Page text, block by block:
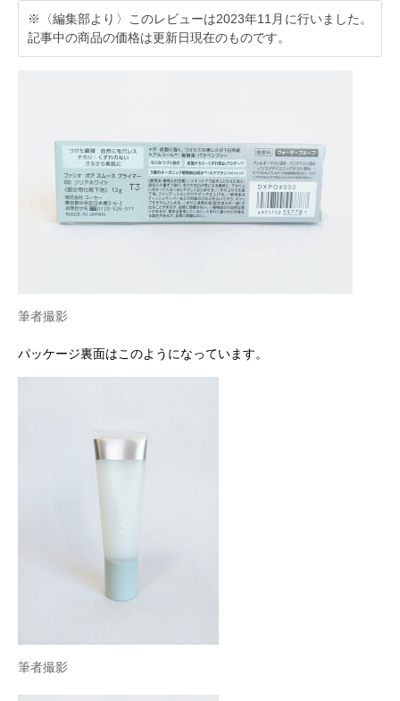
※〈編集部より〉このレビューは2023年11月に行いました。
記事中の商品の価格は更新日現在のものです。
筆者撮影
パッケージ裏面はこのようになっています。
筆者撮影